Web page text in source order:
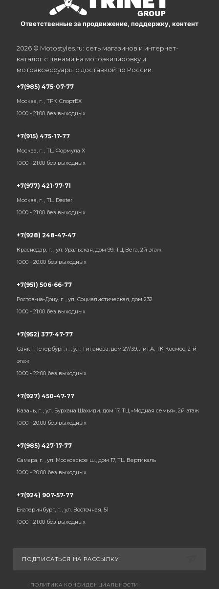
Ответственные за продвижение, поддержку, контент
2026 © Motostyles.ru: сеть магазинов и интернет-
каталог с ценами на мотоэкипировку и
мотоаксессуары с доставкой по России.
+7(985) 475-07-77
Москва, г. , ТРК СпортЕХ
10:00 - 21:00 без выходных
+7(915) 475-17-77
Москва, г. , ТЦ Формула Х
10:00 - 21:00 без выходных
+7(977) 421-77-71
Москва, г. , ТЦ Dexter
10:00 - 21:00 без выходных
+7(928) 248-47-47
Краснодар, г. , ул. Уральская, дом 99, ТЦ Вега, 2й этаж
10:00 - 20:00 без выходных
+7(951) 506-66-77
Ростов-на-Дону, г. , ул. Социалистическая, дом 232
10:00 - 21:00 без выходных
+7(952) 377-47-77
Санкт-Петербург, г. , ул. Типанова, дом 27/39, лит.А, ТК Космос, 2-й
этаж
10:00 - 22:00 без выходных
+7(927) 450-47-77
Казань, г. , ул. Бурхана Шахиди, дом 17, ТЦ «Модная семья», 2й этаж
10:00 - 20:00 без выходных
+7(985) 427-17-77
Самара, г. , ул. Московское ш., дом 17, ТЦ Вертикаль
10:00 - 20:00 без выходных
+7(924) 907-57-77
Екатеринбург, г. , ул. Восточная, 51
10:00 - 21:00 без выходных
ПОДПИСАТЬСЯ НА РАССЫЛКУ
ПОЛИТИКА КОНФИДЕНЦИАЛЬНОСТИ